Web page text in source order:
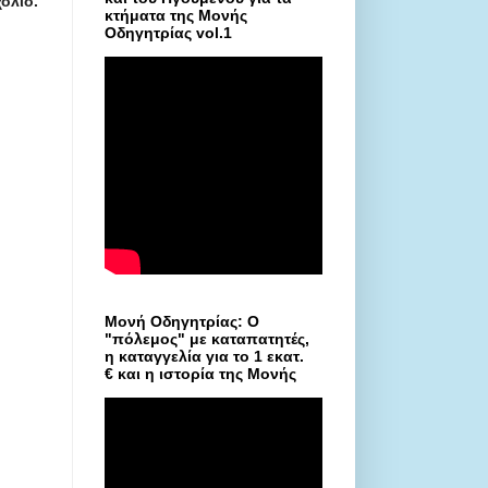
κτήματα της Μονής
Οδηγητρίας vol.1
Μονή Οδηγητρίας: Ο
"πόλεμος" με καταπατητές,
η καταγγελία για το 1 εκατ.
€ και η ιστορία της Μονής